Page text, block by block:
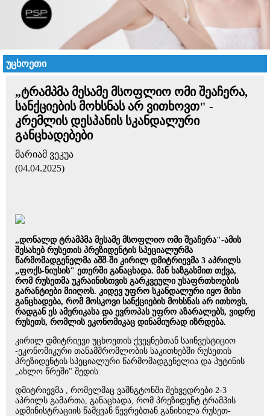
უცხოეთი
„ტრამპმა მესამე მსოფლიო ომი შეაჩერა,
სანქციების მოხსნას არ ვითხოვთ" -
კრემლის დესპანის სკანდალური
განცხადებები
მარიამ ვეკუა
(04.04.2025)
„დონალდ ტრამპმა მესამე მსოფლიო ომი შეაჩერა"-ამის
შესახებ რუსეთის პრეზიდენტის სპეციალურმა
წარმომადგენელმა აშშ-ში კირილ დმიტრიევმა 3 აპრილს
„ფოქს-ნიუსის" ეთერში განაცხადა. მან ხაზგასმით თქვა,
რომ რუსეთმა უკრაინისთვის გარკვეული უსაფრთხოების
გარანტიები მიიღოს. კიდევ უფრო სკანდალური იყო მისი
განცხადება, რომ მოსკოვი სანქციების მოხსნას არ ითხოვს,
რადგან ეს ამერიკასა და ევროპას უფრო აზარალებს, ვიდრე
რუსეთს, რომლის ეკონომიკაც დინამიურად იზრდება.
კირილ დმიტრიევი უცხოეთის ქვეყნებთან საინვესტიციო
-ეკონომიკური თანამშრომლობის საკითხებში რუსეთის
პრეზიდენტის სპეციალური წარმომადგენელია და პუტინის
„ახლო წრეში" შედის.
დმიტრიევმა , რომელმაც ვაშნგტონში შეხვედრები 2-3
აპრილს გამართა, განაცხადა, რომ პრეზიდენტ ტრამპის
ადმინისტრაციის წამყვან წევრებთან განიხილა რუსეთ-